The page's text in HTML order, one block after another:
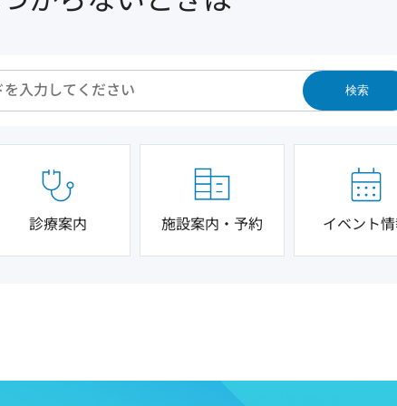
検索
診療案内 施設案内・予約 イベント